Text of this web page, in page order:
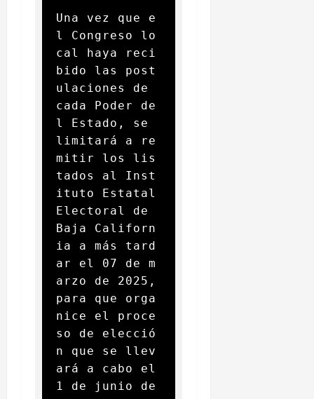
Una vez que e
l Congreso lo
cal haya reci
bido las post
ulaciones de
cada Poder de
l Estado, se
limitará a re
mitir los lis
tados al Inst
ituto Estatal
Electoral de
Baja Californ
ia a más tard
ar el 07 de m
arzo de 2025,
para que orga
nice el proce
so de elecció
n que se llev
ará a cabo el
1 de junio de